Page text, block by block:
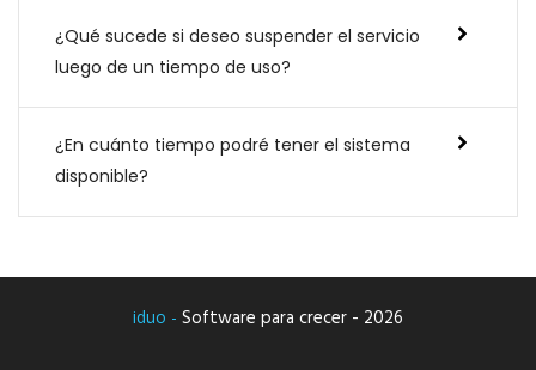
¿Qué sucede si deseo suspender el servicio
luego de un tiempo de uso?
¿En cuánto tiempo podré tener el sistema
disponible?
iduo - Software para crecer - 2026